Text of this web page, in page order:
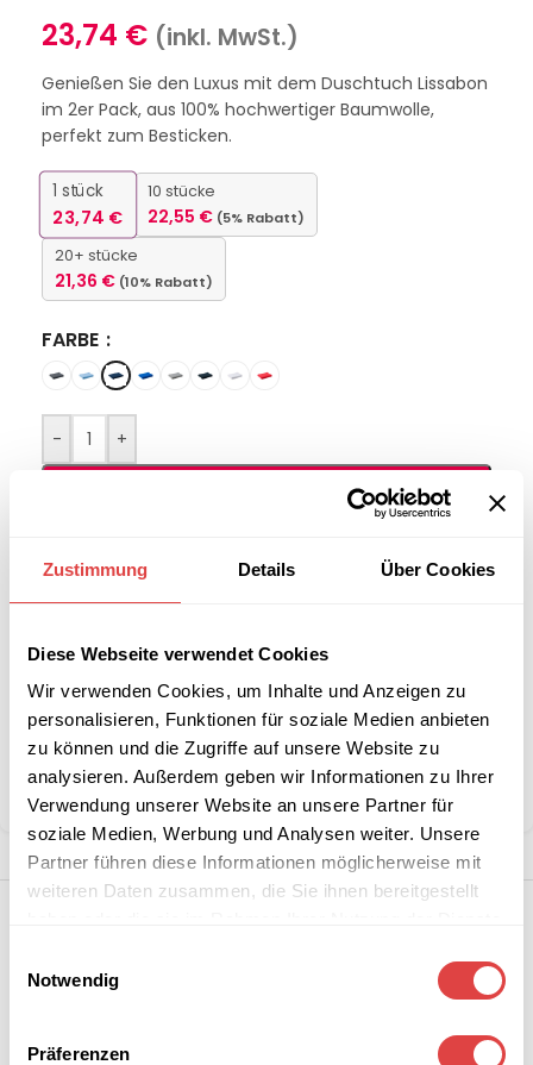
Zustimmung Details Über Cookies
Diese Webseite verwendet Cookies
Wir verwenden Cookies, um Inhalte und Anzeigen zu
personalisieren, Funktionen für soziale Medien anbieten
zu können und die Zugriffe auf unsere Website zu
analysieren. Außerdem geben wir Informationen zu Ihrer
Verwendung unserer Website an unsere Partner für
soziale Medien, Werbung und Analysen weiter. Unsere
Partner führen diese Informationen möglicherweise mit
weiteren Daten zusammen, die Sie ihnen bereitgestellt
Notwendig
Präferenzen
23,74 € (inkl. MwSt.)
Genießen Sie den Luxus mit dem Duschtuch Lissabon
im 2er Pack, aus 100% hochwertiger Baumwolle,
perfekt zum Besticken.
1 stück
23,74 €
10 stücke
22,55 € (5% Rabatt)
20+ stücke
21,36 € (10% Rabatt)
FARBE
- +
Interessiert an
B2B-Angebot
Artikelnummer:20000DU-MB
Kategorie: Duschtücher
Marke:Gastro Uzal
Teilen: